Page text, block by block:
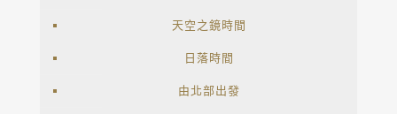
天空之鏡時間
日落時間
由北部出發